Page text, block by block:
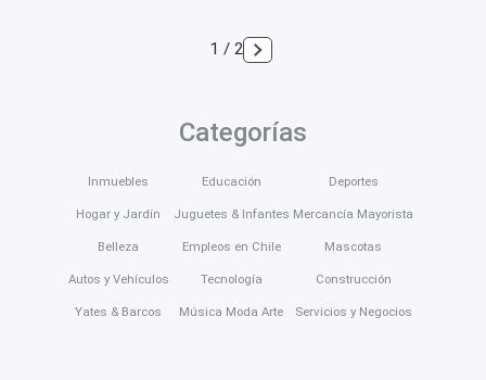
1 / 2
Categorías
Inmuebles
Hogar y Jardín
Belleza
Autos y Vehículos
Yates & Barcos
Educación
Juguetes & Infantes
Empleos en Chile
Tecnología
Música Moda Arte
Deportes
Mercancía Mayorista
Mascotas
Construcción
Servicios y Negocios